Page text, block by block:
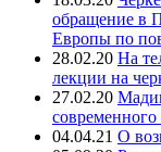
обращение в
Европы по
28.02.20 На
лекции на
27.02.20
04.04.21 О